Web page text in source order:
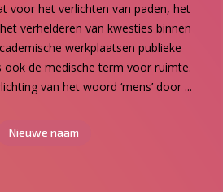
voor het verlichten van paden, het
verhelderen van kwesties binnen
werkplaatsen publieke
ook de medische term voor ruimte.
van het woord ‘mens’ door ...
Nieuwe naam